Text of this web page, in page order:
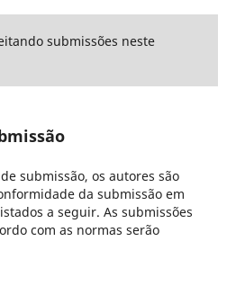
submissões neste
submissão, os autores são
da submissão em
a seguir. As submissões
com as normas serão